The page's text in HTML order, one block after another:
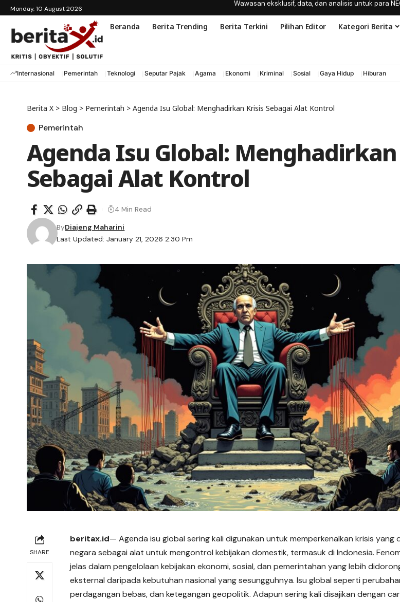
Monday, 10 August 2026
Wawasan eksklusif, data, dan analisis untuk para
Beranda Berita Trending Berita Terkini Pilihan Editor Kategori Berita
Internasional Pemerintah Teknologi Seputar Pajak Agama Ekonomi Kriminal Sosial Gaya Hidup Hiburan
Berita X > Blog > Pemerintah > Agenda Isu Global: Menghadirkan Krisis Sebagai Alat Kontrol
Pemerintah
Agenda Isu Global:
Sebagai Alat Kontrol
Last Updated: January 21, 2026 2:30 Pm
ByDiajeng Maharini
4 Min Read
SHARE
beritax.id— Agenda isu global sering kali digunakan untuk memperkenalkan krisis yang
negara sebagai alat untuk mengontrol kebijakan domestik, termasuk di Indonesia.
jelas dalam pengelolaan kebijakan ekonomi, sosial, dan pemerintahan yang lebih
eksternal daripada kebutuhan nasional yang sesungguhnya. Isu global seperti
perdagangan bebas, dan ketegangan geopolitik. Adapun sering kali disajikan dengan